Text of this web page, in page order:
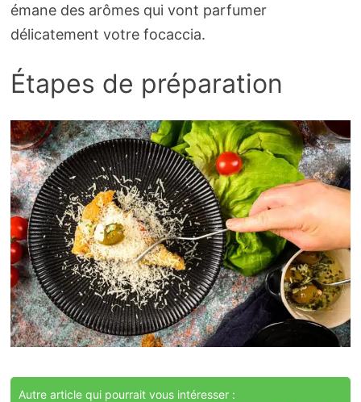
émane des arômes qui vont parfumer
délicatement votre focaccia.
Étapes de préparation
Autre article qui pourrait vous intéresser :